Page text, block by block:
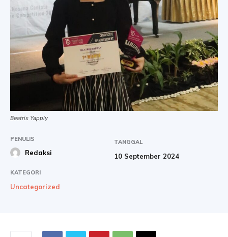
Beatrix Yapply
PENULIS
Redaksi
TANGGAL
10 September 2024
KATEGORI
Uncategorized